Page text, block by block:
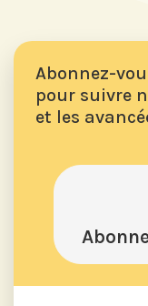
Abonnez-
pour suivre
et les